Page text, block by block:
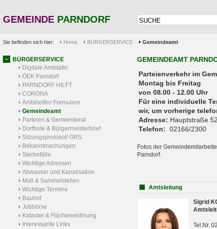
GEMEINDE PARNDORF
Sie befinden sich hier: Home BÜRGERSERVICE Gemeindeamt
BÜRGERSERVICE
Digitale Amtstafel
ÖEK Parndorf
PARNDORF HILFT
CORONA
Amtshelfer/ Formulare
Gemeindeamt
Parteien & Gemeinderat
Dorfbote & Bürgermeisterbrief
Sitzungsprotokoll GRS
Bekanntmachungen
Sterbefälle
Wichtige Adressen
Abwasser und Kanalisation
Müll & Sammelstellen
Wichtige Termine
Bauhof
Jobbörse
Kataster & Flächenwidmung
Interessante Links
GEMEINDEAMT
Parteienverkehr
Montag bis Freitag
von 08.00 - 12.00 Uhr
Für eine individuelle
wir, um vorherige
Adresse: Hauptstraße
Telefon: 02166/2300
Fotos der
Parndorf.
Amtsleitung
Sigrid
Tel.Nr.